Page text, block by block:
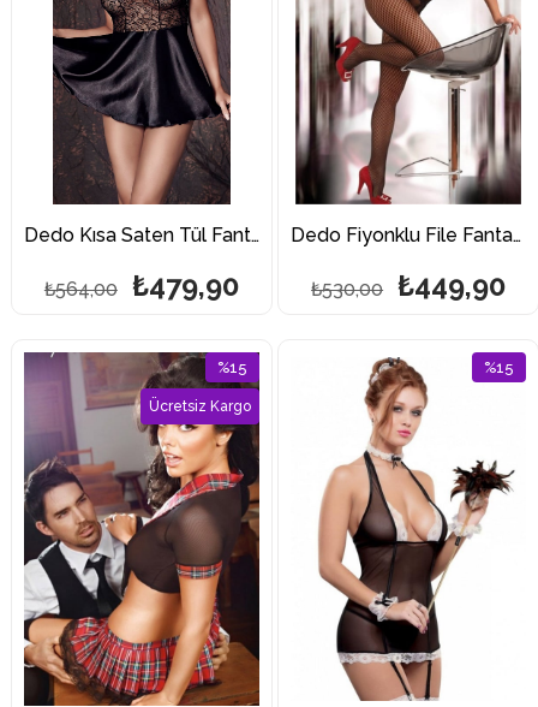
Dedo Kısa Saten Tül Fantazi Gecelik 3143
₺479,90
₺564,00
Dedo Fiyonklu File Fantazi Vücut Çorabı 5009
₺449,90
₺530,00
%15
İndirim
%15İndirim
Ücretsiz Kargo
%15